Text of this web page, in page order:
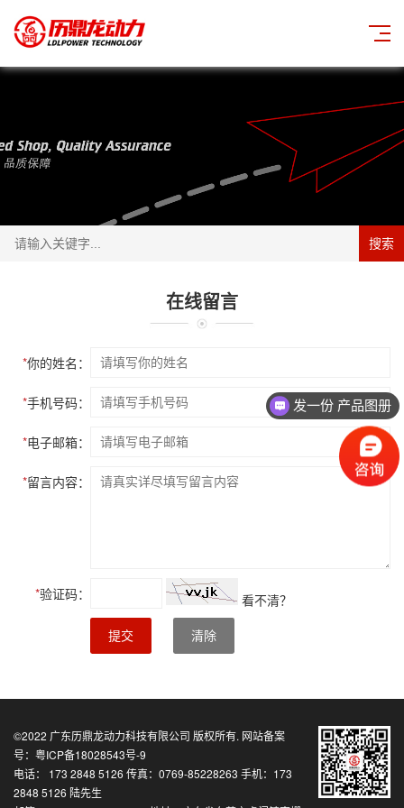
搜索
在线留言
*你的姓名：
*手机号码：
*电子邮箱：
*留言内容：
*验证码： 看不清？
提交 清除
©2022 广东历鼎龙动力科技有限公司 版权所有. 网站备案
号： 粤ICP备18028543号-9
电话： 173 2848 5126 传真：0769-85228263 手机：173
2848 5126 陆先生
发一份 产品图册